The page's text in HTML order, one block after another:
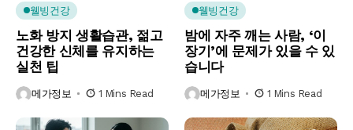
웰빙건강
노화 방지 생활습관, 젊고
건강한 신체를 유지하는
실천 팁
메가정보 1 Mins Read
웰빙건강
밤에 자주 깨는 사람, ‘이
장기’에 문제가 있을 수 있
습니다
메가정보 1 Mins Read